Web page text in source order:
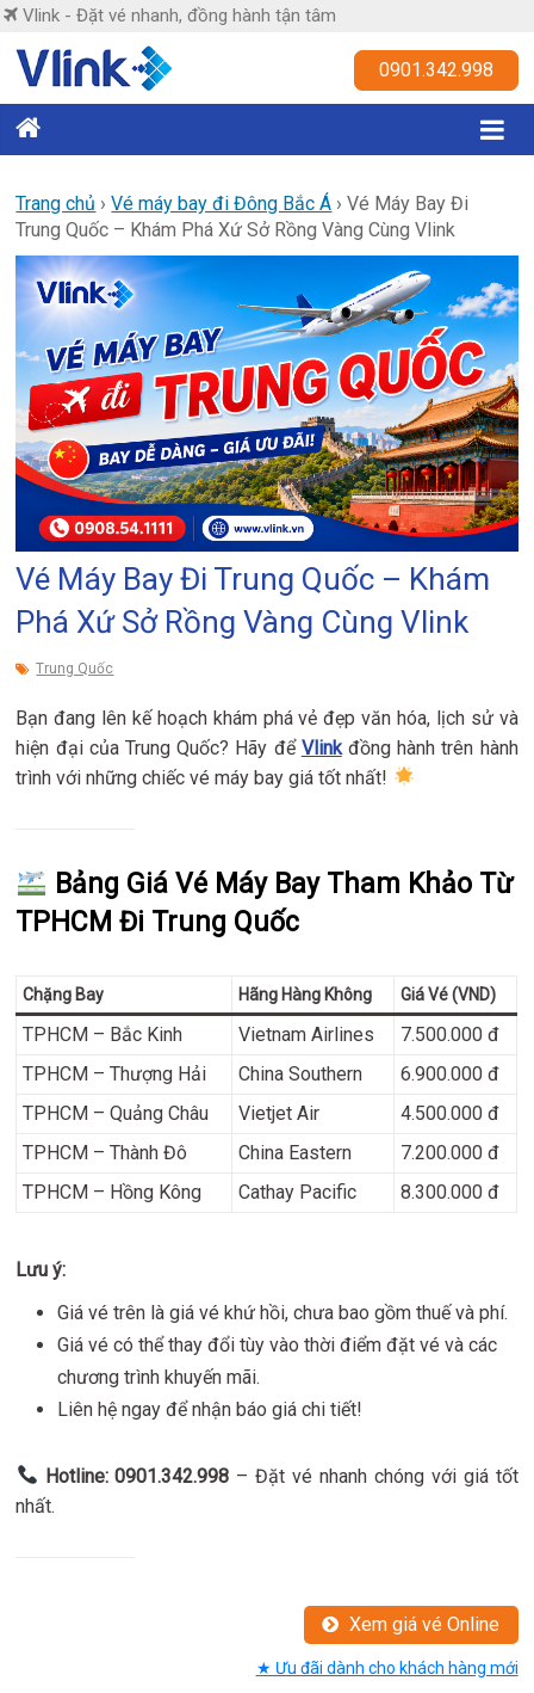
Skip
content
Vlink - Đặt vé nhanh, đồng hành tận tâm
Vlink
nhanh,
đồng
hành
tận
tâm
0901.342.998
Trang chủ ›Vé máy bay đi Đông Bắc Á ›Vé Máy Bay Đi
Trung Quốc – Khám Phá Xứ Sở Rồng Vàng Cùng Vlink
Vé Máy Bay Đi Trung Quốc – Khám
Phá Xứ Sở Rồng Vàng Cùng Vlink
Trung Quốc
Bạn đang lên kế hoạch khám phá vẻ đẹp văn hóa, lịch sử và
hiện đại của Trung Quốc? Hãy để Vlinkđồng hành trên hành
trình với những chiếc vé máy bay giá tốt nhất!
Bảng Giá Vé Máy Bay Tham Khảo Từ
TPHCM Đi Trung Quốc
Chặng Bay Hãng Hàng Không Giá Vé (VND)
TPHCM – Bắc Kinh Vietnam Airlines
7.500.000 đ
TPHCM – Thượng Hải
China Southern
6.900.000 đ
TPHCM – Quảng Châu
Vietjet Air
4.500.000 đ
TPHCM – Thành Đô
China Eastern
7.200.000 đ
TPHCM – Hồng Kông
Cathay Pacific 8.300.000 đ
Lưu ý:
Giá vé trên là giá vé khứ hồi, chưa bao gồm thuế và phí.
Giá vé có thể thay đổi tùy vào thời điểm đặt vé và các
chương trình khuyến mãi.
Liên hệ ngay để nhận báo giá chi tiết!
Hotline: 0901.342.998 – Đặt vé nhanh chóng với giá tốt
nhất.
Xem giá vé Online
★ Ưu đãi dành cho khách hàng mới